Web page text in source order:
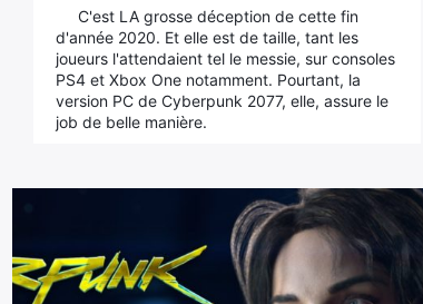
C'est LA grosse déception de cette fin
d'année 2020. Et elle est de taille, tant les
joueurs l'attendaient tel le messie, sur consoles
PS4 et Xbox One notamment. Pourtant, la
version PC de Cyberpunk 2077, elle, assure le
job de belle manière.